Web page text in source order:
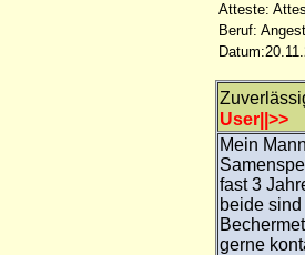
Atteste:
Beruf:
User||>>
Mein
fast 3
beide
gerne